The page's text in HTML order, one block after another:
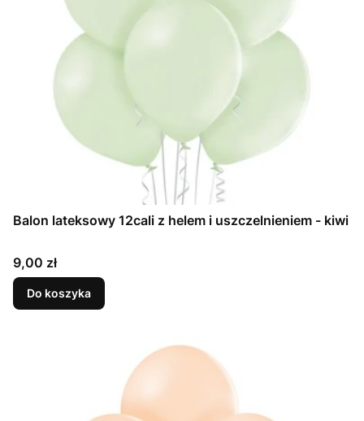
Balon lateksowy 12cali z helem i uszczelnieniem - kiwi
Cena
9,00 zł
Do koszyka